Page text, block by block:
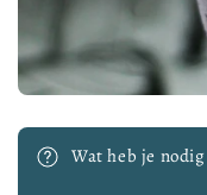
Wat heb je